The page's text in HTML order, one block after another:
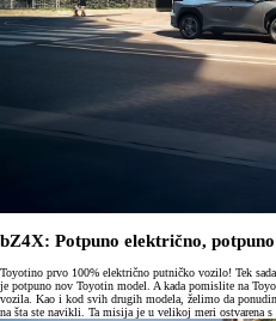
bZ4X: Potpuno električno,
Toyotino prvo 100% električno putničko vozilo! Tek
je potpuno nov Toyotin model. A kada pomislite na
vozila. Kao i kod svih drugih modela, želimo da
na šta ste navikli. Ta misija je u velikoj meri ostvarena